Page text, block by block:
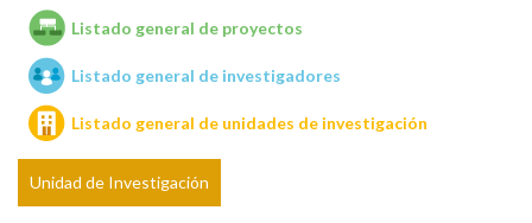
Unidades de investigación
Listado general de proyectos
Listado general de investigadores
Listado general de unidades de investigación
Unidad de Investigación